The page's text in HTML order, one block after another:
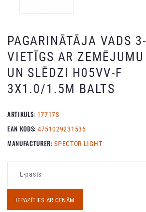
PAGARINĀTĀJA VADS 3-
VIETĪGS AR ZEMĒJUMU
UN SLĒDZI H05VV-F
3X1.0/1.5M BALTS
ARTIKULS: 17717S
EAN KODS: 4751029231536
MANUFACTURER: SPECTOR LIGHT
IEPAZĪTIES AR CENĀM